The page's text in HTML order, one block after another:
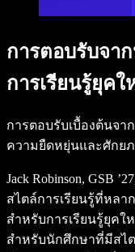
การตอบรับจา
การเรียนรู้ยุคใ
การตอบรับเบื้องต้นจา
ความยืดหยุ่นและศักย
Jack Robinson, GSB
สไตล์การเรียนรู้ที่หล
สำหรับการเรียนรู้ยุคใ
สำหรับนักศึกษาที่มีสไต